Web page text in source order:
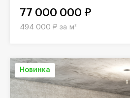
77 000 000 ₽
494 000 ₽ за м²
Новинка